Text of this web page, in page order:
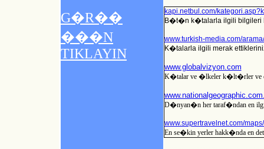
kapi.netbul.com/
B�t�n k�talarla ilgili bilgileri
www.turkish-media.com/
K�talarla ilgili merak
www.globalvizyon.com
K�talar ve �lkeler k�lt�rler ve
D�nyan�n her taraf�ndan en
www.supertravelnet.com/
En se�kin yerler hakk�nda en